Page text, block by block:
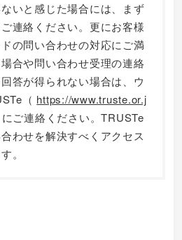
いと感じた場合には、まず
連絡ください。更にお客様
の問い合わせの対応にご満
合や問い合わせ受理の連絡
答が得られない場合は、ウ
（ https://www.truste.or.j
にご連絡ください。TRUSTe
わせを解決すべくアクセス
。